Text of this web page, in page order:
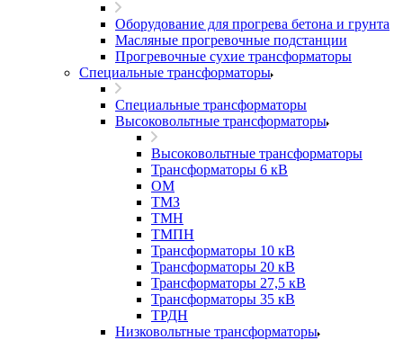
Оборудование для прогрева бетона и грунта
Масляные прогревочные подстанции
Прогревочные сухие трансформаторы
Специальные трансформаторы
Специальные трансформаторы
Высоковольтные трансформаторы
Высоковольтные трансформаторы
Трансформаторы 6 кВ
ОМ
ТМЗ
ТМН
ТМПН
Трансформаторы 10 кВ
Трансформаторы 20 кВ
Трансформаторы 27,5 кВ
Трансформаторы 35 кВ
ТРДН
Низковольтные трансформаторы